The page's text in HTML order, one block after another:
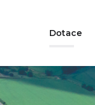
Dotace